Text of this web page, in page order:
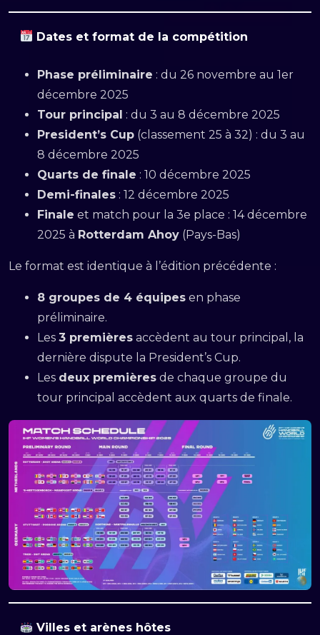
Dates et format de la compétition
Phase préliminaire : du 26 novembre au 1er
décembre 2025
Tour principal : du 3 au 8 décembre 2025
President’s Cup (classement 25 à 32) : du 3 au
8 décembre 2025
Quarts de finale : 10 décembre 2025
Demi-finales : 12 décembre 2025
Finale et match pour la 3e place : 14 décembre
2025 à Rotterdam Ahoy (Pays-Bas)
Le format est identique à l’édition précédente :
8 groupes de 4 équipes en phase
préliminaire.
Les 3 premières accèdent au tour principal, la
dernière dispute la President’s Cup.
Les deux premières de chaque groupe du
tour principal accèdent aux quarts de finale.
Villes et arènes hôtes